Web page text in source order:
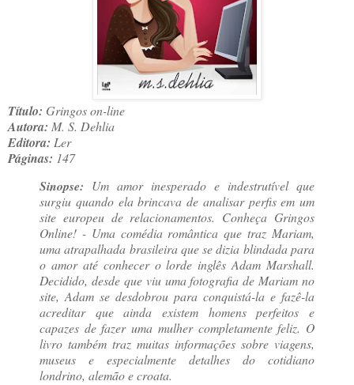
Título: Gringos on-line
Autora: M. S. Dehlia
Editora: Ler
Páginas: 147
Sinopse: Um amor inesperado e indestrutível que
surgiu quando ela brincava de analisar perfis em um
site europeu de relacionamentos. Conheça Gringos
Online! - Uma comédia romântica que traz Mariam,
uma atrapalhada brasileira que se dizia blindada para
o amor até conhecer o lorde inglês Adam Marshall.
Decidido, desde que viu uma fotografia de Mariam no
site, Adam se desdobrou para conquistá-la e fazê-la
acreditar que ainda existem homens perfeitos e
capazes de fazer uma mulher completamente feliz. O
livro também traz muitas informações sobre viagens,
museus e especialmente detalhes do cotidiano
londrino, alemão e croata.